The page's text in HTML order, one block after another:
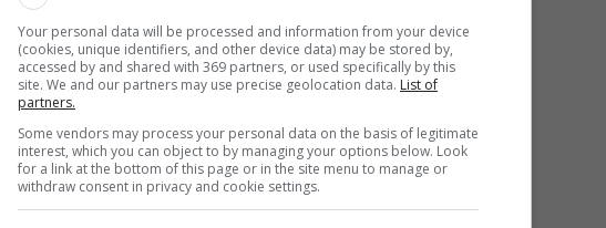
bukur të shikojmë pas në këto vite - është e
e mira dhe madje edhe ato të këqija", tha Pep
Kevin De Bruyne konfirmon
largimin nga Manchester
Your personal data will be processed and information from your device
(cookies, unique identifiers, and other device data) may be stored by,
accessed by and shared with 369 partners, or used specifically by this
site. We and our partners may use precise geolocation data. List of
partners.
Some vendors may process your personal data on the basis of legitimate
interest, which you can object to by managing your options below. Look
for a link at the bottom of this page or in the site menu to manage or
withdraw consent in privacy and cookie settings.